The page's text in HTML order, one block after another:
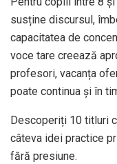
susține discursul,
capacitatea de
voce tare creează
profesori, vacanța
poate continua și în
Descoperiți 10 titluri
câteva idei practice
fără presiune.